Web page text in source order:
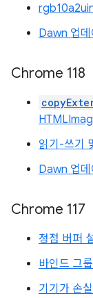
Dawn 업데
Chrome 118
읽기-쓰기
Dawn 업데
Chrome 117
정점 버퍼
바인드 그
기기가 손